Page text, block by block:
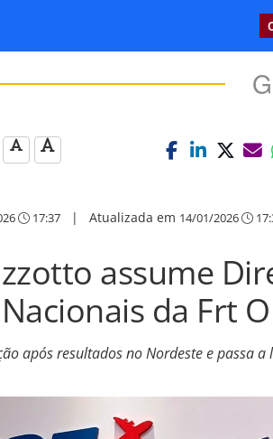
17:37 | Atualizada em 14/01/2026
assume
da Frt
após resultados no Nordeste e passa